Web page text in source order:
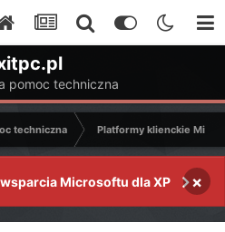
pomoc techniczna
techniczna Platformy klienckie
Microsoftu dla XP ×